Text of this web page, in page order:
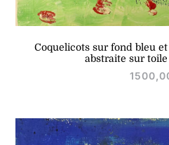
Coquelicots sur fond bleu
abstraite sur